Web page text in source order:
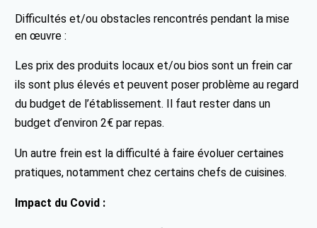
Difficultés et/ou obstacles rencontrés pendant la mise
en œuvre :
Les prix des produits locaux et/ou bios sont un frein car
ils sont plus élevés et peuvent poser problème au regard
du budget de l’établissement. Il faut rester dans un
budget d’environ 2€ par repas.
Un autre frein est la difficulté à faire évoluer certaines
pratiques, notamment chez certains chefs de cuisines.
Impact du Covid :